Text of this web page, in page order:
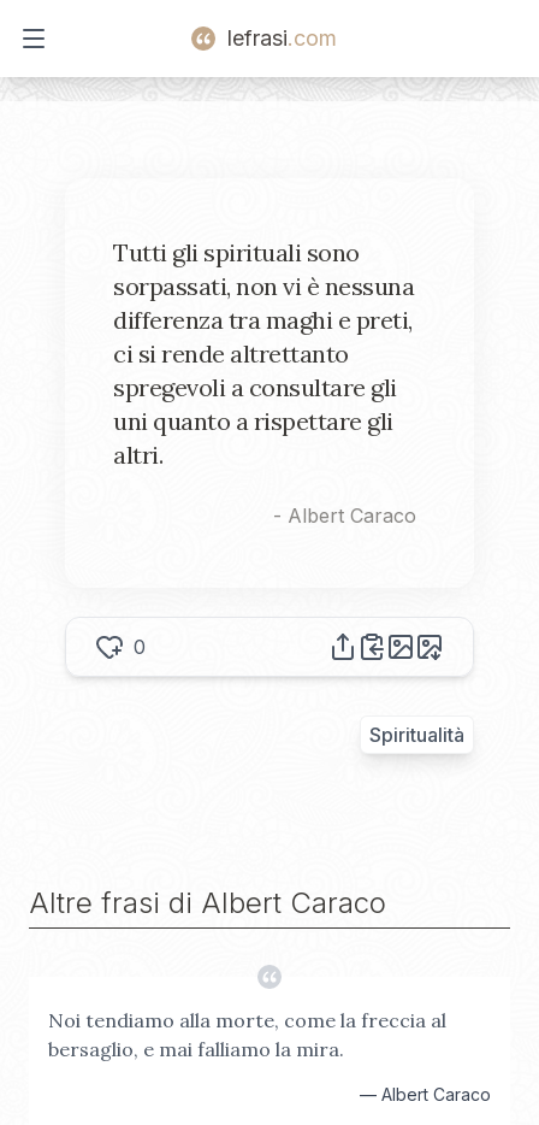
Open main menu
lefrasi.com
Tutti gli spirituali sono
sorpassati, non vi è nessuna
differenza tra maghi e preti,
ci si rende altrettanto
spregevoli a consultare gli
uni quanto a rispettare gli
altri.
- Albert Caraco
0
Spiritualità
Altre frasi di Albert Caraco
Noi tendiamo alla morte, come la freccia al
bersaglio, e mai falliamo la mira.
— Albert Caraco